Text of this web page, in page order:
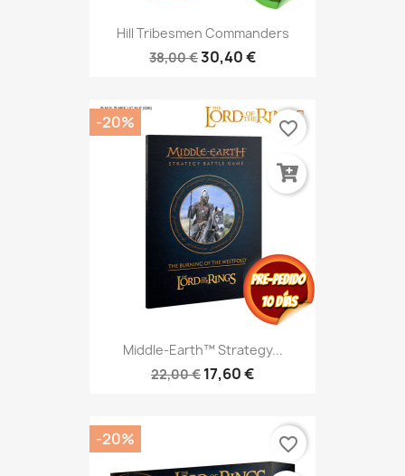
Hill Tribesmen Commanders
38,00 €30,40 €
Middle-Earth™ Strategy...
22,00 € 17,60 €
-20% favorite_border
-20% favorite_border